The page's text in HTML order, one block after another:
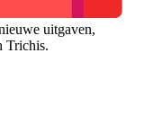
uitgaven,
Trichis.